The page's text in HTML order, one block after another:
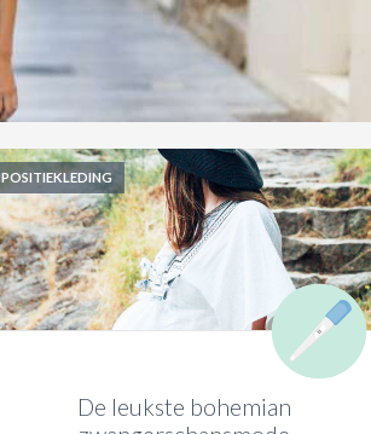
POSITIEKLEDING
De leukste bohemian